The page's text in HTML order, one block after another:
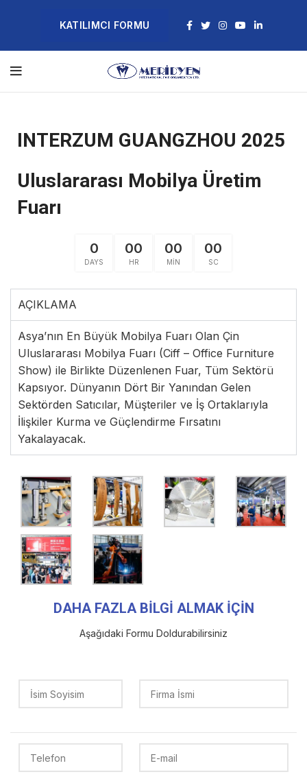
KATILIMCI FORMU
INTERZUM GUANGZHOU 2025
Uluslararası Mobilya Üretim
Fuarı
0
DAYS
00
HR
00
MIN
00
SC
AÇIKLAMA
Asya’nın En Büyük Mobilya Fuarı Olan Çin
Uluslararası Mobilya Fuarı (Ciff – Office Furniture
Show) ile Birlikte Düzenlenen Fuar, Tüm Sektörü
Kapsıyor. Dünyanın Dört Bir Yanından Gelen
Sektörden Satıcılar, Müşteriler ve İş Ortaklarıyla
İlişkiler Kurma ve Güçlendirme Fırsatını
Yakalayacak.
DAHA FAZLA BİLGİ ALMAK İÇİN
Aşağıdaki Formu Doldurabilirsiniz